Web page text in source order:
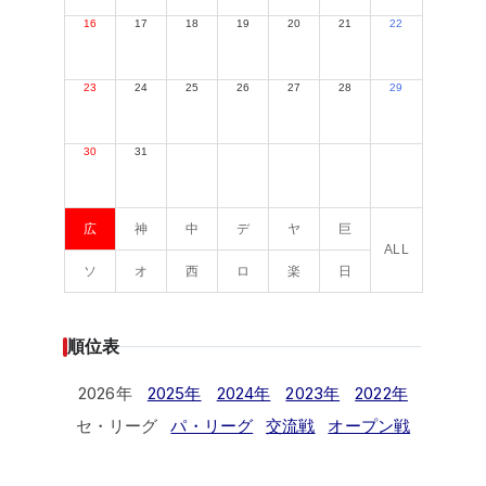
16 17 18 19 20 21 22
23 24 25 26 27 28 29
30 31
広 神 中 デ ヤ
巨
ALL
ソ
オ 西 ロ 楽 日
順位表
2026年 2025年 2024年 2023年
2022年
セ・リーグ
パ・リーグ 交流戦 オープン戦